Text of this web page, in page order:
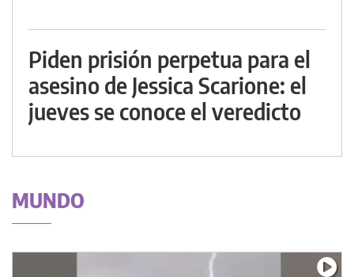
Piden prisión perpetua para el
asesino de Jessica Scarione: el
jueves se conoce el veredicto
MUNDO